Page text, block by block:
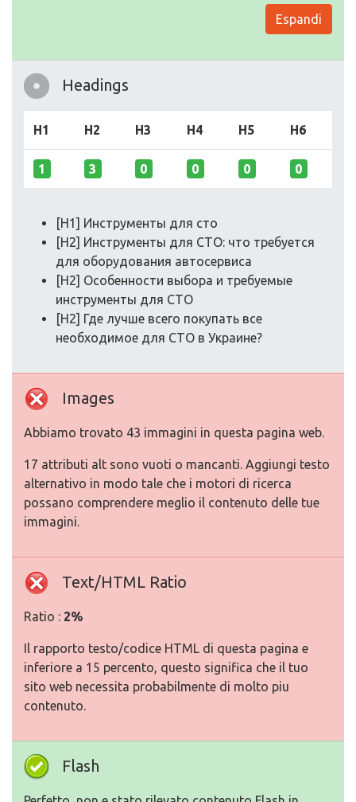
Espandi
Headings
H1 H2 H3 H4 H5 H6
1 3 0 0 0 0
[H1] Инструменты для сто
[H2] Инструменты для СТО: что требуется
для оборудования автосервиса
[H2] Особенности выбора и требуемые
инструменты для СТО
[H2] Где лучше всего покупать все
необходимое для СТО в Украине?
Images
Abbiamo trovato 43 immagini in questa pagina web.
17 attributi alt sono vuoti o mancanti. Aggiungi testo
alternativo in modo tale che i motori di ricerca
possano comprendere meglio il contenuto delle tue
immagini.
Text/HTML Ratio
Ratio : 2%
Il rapporto testo/codice HTML di questa pagina e
inferiore a 15 percento, questo significa che il tuo
sito web necessita probabilmente di molto piu
contenuto.
Flash